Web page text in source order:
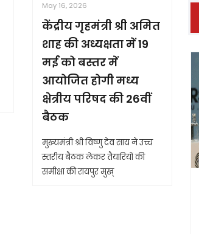
May 16, 2026
केंद्रीय गृहमंत्री श्री अमित
शाह की अध्यक्षता में 19
मई को बस्तर में
आयोजित होगी मध्य
क्षेत्रीय परिषद की 26वीं
बैठक
मुख्यमंत्री श्री विष्णु देव साय ने उच्च
स्तरीय बैठक लेकर तैयारियों की
समीक्षा की रायपुर मुख्